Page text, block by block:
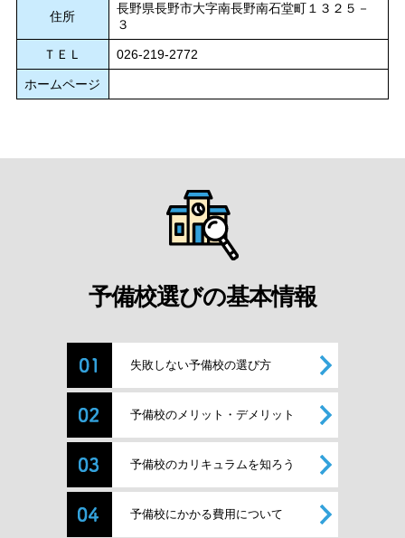
住所
長野県長野市大字南長野南石堂町１３２５－
３
ＴＥＬ 026-219-2772
ホームページ
予備校選びの基本情報
失敗しない予備校の選び方
予備校のメリット・デメリット
予備校のカリキュラムを知ろう
予備校にかかる費用について